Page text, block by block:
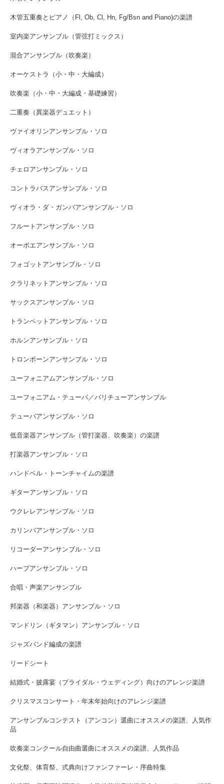
木管五重奏とピアノ（Fl, Ob, Cl, Hn, Fg/Bsn and Piano)の楽譜
室内楽アンサンブル（管弦打ミックス）
混合アンサンブル（吹奏楽）
オーケストラ（小・中・大編成）
吹奏楽（小・中・大編成・基礎練習）
二重奏（異楽器デュエット）
ヴァイオリンアンサンブル・ソロ
ヴィオラアンサンブル・ソロ
チェロアンサンブル・ソロ
コントラバスアンサンブル・ソロ
ヴィオラ・ダ・ガンバアンサンブル・ソロ
フルートアンサンブル・ソロ
オーボエアンサンブル・ソロ
フォゴットアンサンブル・ソロ
クラリネットアンサンブル・ソロ
サックスアンサンブル・ソロ
トランペットアンサンブル・ソロ
ホルンアンサンブル・ソロ
トロンボーンアンサンブル・ソロ
ユーフォニアムアンサンブル・ソロ
ユーフォニアム・テューバ／バリチューアンサンブル
テューバアンサンブル・ソロ
低音楽器アンサンブル（管打楽器、吹奏楽）の楽譜
打楽器アンサンブル・ソロ
ハンドベル・トーンチャイムの楽譜
ギターアンサンブル・ソロ
ウクレレアンサンブル・ソロ
カリンバアンサンブル・ソロ
リコーダーアンサンブル・ソロ
ハープアンサンブル・ソロ
合唱・声楽アンサンブル
邦楽器（和楽器）アンサンブル・ソロ
マンドリン（ギタマン）アンサンブル・ソロ
ジャズバンド編成の楽譜
リードシート
結婚式・披露宴（ブライダル・ウェディング）向けのアレンジ楽譜
クリスマスコンサート・年末年始向けのアレンジ楽譜
アンサンブルコンテスト（アンコン）選曲にオススメの楽譜、人気作
品
吹奏楽コンクール自由曲選曲にオススメの楽譜、人気作品
文化祭、体育祭、式典向けファンファーレ・序曲特集